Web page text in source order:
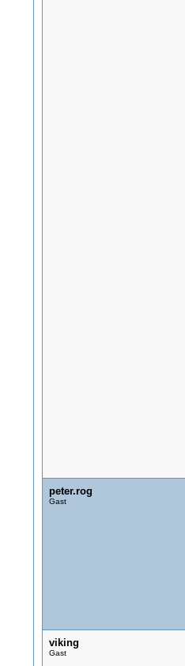
peter.rog
Gast
viking
Gast